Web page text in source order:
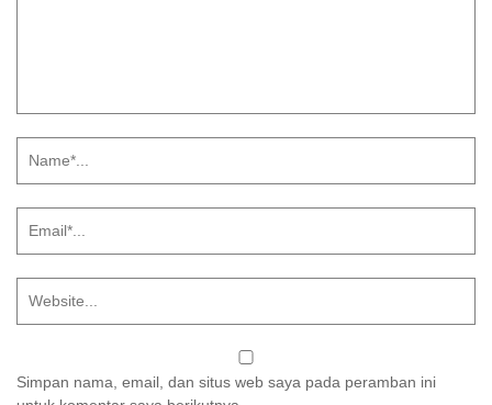
Simpan nama, email, dan situs web saya pada peramban ini